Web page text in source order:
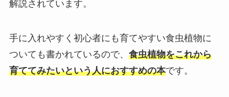
解説されています。
手に入れやすく初心者にも育てやすい食虫植物に
ついても書かれているので、 食虫植物をこれから
育ててみたいという人におすすめの本です。